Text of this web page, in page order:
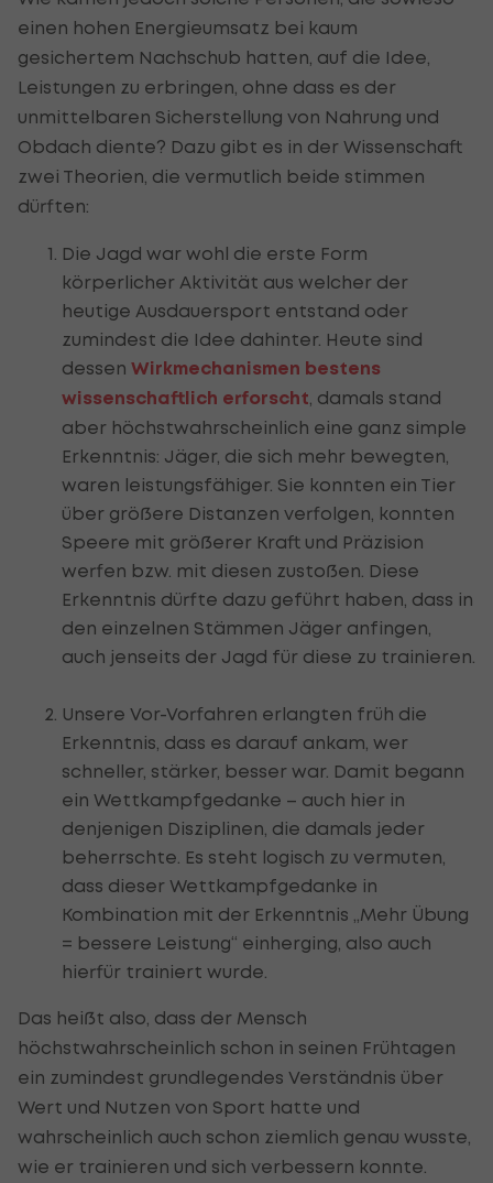
einen hohen Energieumsatz bei kaum
gesichertem Nachschub hatten, auf die Idee,
Leistungen zu erbringen, ohne dass es der
unmittelbaren Sicherstellung von Nahrung und
Obdach diente? Dazu gibt es in der Wissenschaft
zwei Theorien, die vermutlich beide stimmen
dürften:
Die Jagd war wohl die erste Form
körperlicher Aktivität aus welcher der
heutige Ausdauersport entstand oder
zumindest die Idee dahinter. Heute sind
dessen Wirkmechanismen bestens
wissenschaftlich erforscht , damals stand
aber höchstwahrscheinlich eine ganz simple
Erkenntnis: Jäger, die sich mehr bewegten,
waren leistungsfähiger. Sie konnten ein Tier
über größere Distanzen verfolgen, konnten
Speere mit größerer Kraft und Präzision
werfen bzw. mit diesen zustoßen. Diese
Erkenntnis dürfte dazu geführt haben, dass in
den einzelnen Stämmen Jäger anfingen,
auch jenseits der Jagd für diese zu trainieren.
Unsere Vor-Vorfahren erlangten früh die
Erkenntnis, dass es darauf ankam, wer
schneller, stärker, besser war. Damit begann
ein Wettkampfgedanke – auch hier in
denjenigen Disziplinen, die damals jeder
beherrschte. Es steht logisch zu vermuten,
dass dieser Wettkampfgedanke in
Kombination mit der Erkenntnis „Mehr Übung
= bessere Leistung“ einherging, also auch
hierfür trainiert wurde.
Das heißt also, dass der Mensch
höchstwahrscheinlich schon in seinen Frühtagen
ein zumindest grundlegendes Verständnis über
Wert und Nutzen von Sport hatte und
wahrscheinlich auch schon ziemlich genau wusste,
wie er trainieren und sich verbessern konnte.